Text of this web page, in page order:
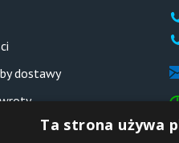
dostawy
(FAQ)
Ta strona używa